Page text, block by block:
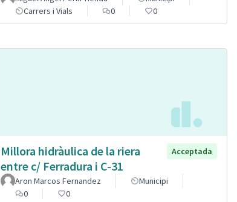
Carrers i Vials
0 0
Millora hidràulica de la riera
entre c/ Ferradura i C-31
Acceptada
Aron Marcos Fernandez
Municipi
0
0